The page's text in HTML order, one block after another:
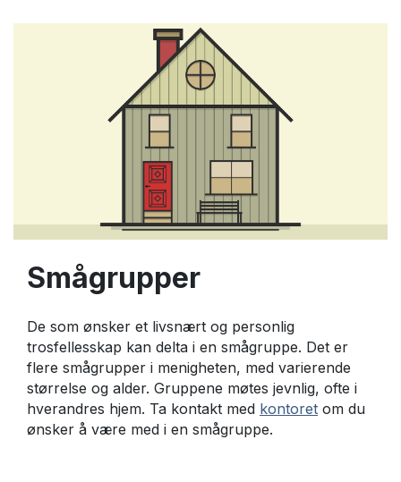
Smågrupper
De som ønsker et livsnært og personlig
trosfellesskap kan delta i en smågruppe. Det er
flere smågrupper i menigheten, med varierende
størrelse og alder. Gruppene møtes jevnlig, ofte i
hverandres hjem. Ta kontakt med kontoret om du
ønsker å være med i en smågruppe.